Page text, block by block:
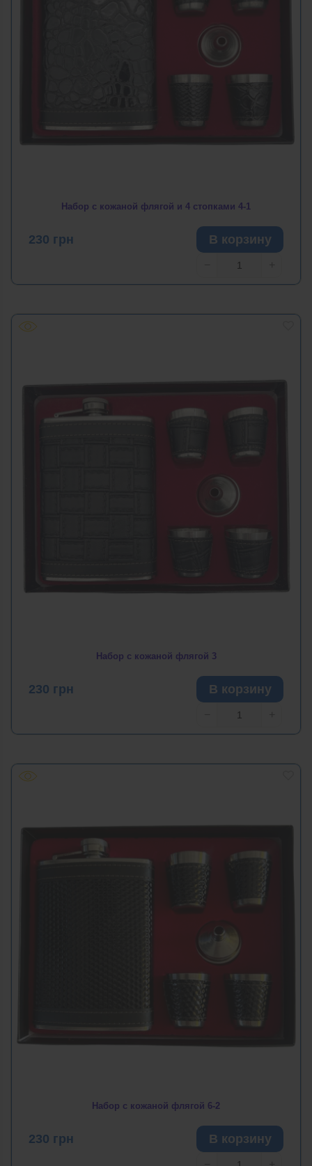
Набор с кожаной флягой и 4 стопками 4-1
230 грн В корзину
Набор с кожаной флягой 3
230 грн В корзину
Набор с кожаной флягой 6-2
230 грн В корзину